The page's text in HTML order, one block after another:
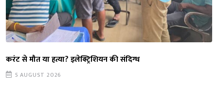
करंट से मौत या हत्या? इलेक्ट्रिशियन की संदिग्ध
5 AUGUST 2026